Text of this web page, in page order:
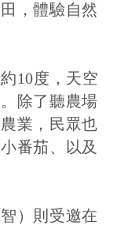
，體驗自然
10度，天空
除了聽農場
業，民眾也
番茄、以及
）則受邀在